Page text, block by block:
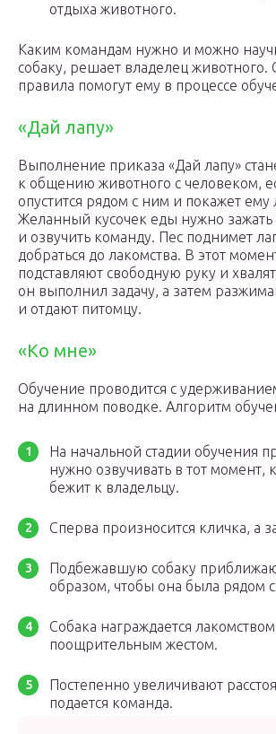
отдыха животного.
Каким командам нужно и можно
собаку, решает владелец
правила помогут ему в процессе
«Дай лапу»
Выполнение приказа «Дай лапу»
к общению животного с человеком,
опустится рядом с ним и покажет ему
Желанный кусочек еды нужно зажать
и озвучить команду. Пес поднимет
добраться до лакомства. В этот
подставляют свободную руку и хвалят
он выполнил задачу, а затем
и отдают питомцу.
«Ко мне»
Обучение проводится с
на длинном поводке. Алгоритм
На начальной стадии обучения
нужно озвучивать в тот момент,
бежит к владельцу.
Сперва произносится кличка, а
Подбежавшую собаку
образом, чтобы она была рядом
Собака награждается
поощрительным жестом.
Постепенно увеличивают
подается команда.